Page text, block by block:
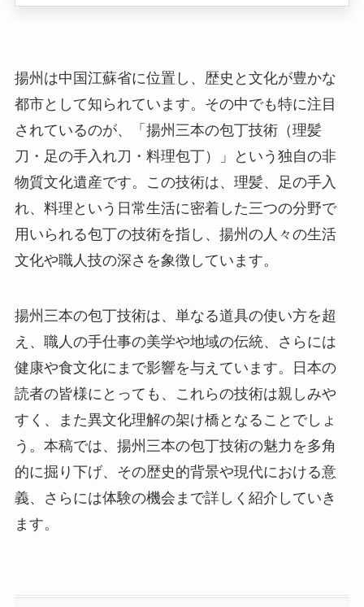
揚州は中国江蘇省に位置し、歴史と文化が豊かな
都市として知られています。その中でも特に注目
されているのが、「揚州三本の包丁技術（理髪
刀・足の手入れ刀・料理包丁）」という独自の非
物質文化遺産です。この技術は、理髪、足の手入
れ、料理という日常生活に密着した三つの分野で
用いられる包丁の技術を指し、揚州の人々の生活
文化や職人技の深さを象徴しています。
揚州三本の包丁技術は、単なる道具の使い方を超
え、職人の手仕事の美学や地域の伝統、さらには
健康や食文化にまで影響を与えています。日本の
読者の皆様にとっても、これらの技術は親しみや
すく、また異文化理解の架け橋となることでしょ
う。本稿では、揚州三本の包丁技術の魅力を多角
的に掘り下げ、その歴史的背景や現代における意
義、さらには体験の機会まで詳しく紹介していき
ます。